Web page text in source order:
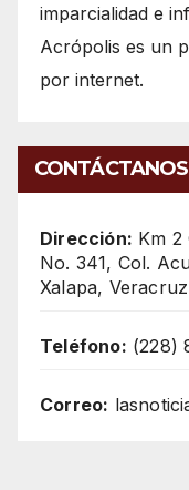
imparcialidad e
Acrópolis es un
por internet.
CONTÁCTANOS
Dirección: Km 2
No. 341, Col.
Xalapa,
Teléfono: (228)
Correo: